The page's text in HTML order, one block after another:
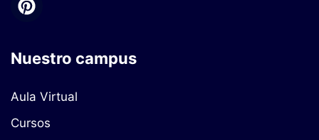
Nuestro campus
Aula Virtual
Cursos